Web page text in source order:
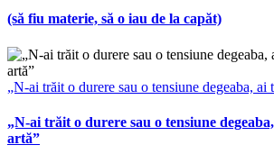
(să fiu materie, să o iau de la capăt)
„N-ai trăit o durere sau o tensiune degeaba, ai
„N-ai trăit o durere sau o tensiune
artă”